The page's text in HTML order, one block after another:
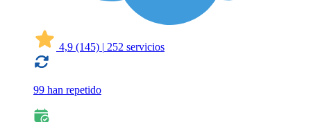
4,9 (145) | 252 servicios
99 han repetido